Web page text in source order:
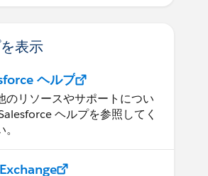
表示
ヘルプ
のリソースやサポートについ
ヘルプを参照してく